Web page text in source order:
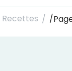
Recettes / /